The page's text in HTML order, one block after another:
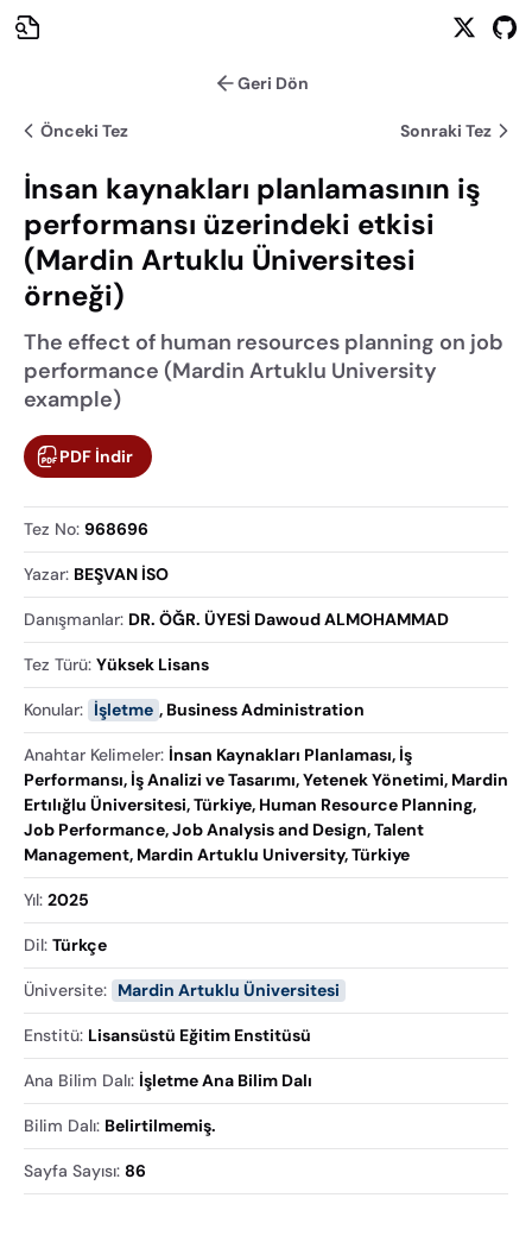
Geri Dön
Önceki Tez Sonraki Tez
İnsan kaynakları planlamasının iş
performansı üzerindeki etkisi
(Mardin Artuklu Üniversitesi
örneği)
The effect of human resources planning on job
performance (Mardin Artuklu University
example)
PDF İndir
Tez No: 968696
Yazar: BEŞVAN İSO
Danışmanlar: DR. ÖĞR. ÜYESİ Dawoud ALMOHAMMAD
Tez Türü: Yüksek Lisans
Konular: İşletme , Business Administration
Anahtar Kelimeler: İnsan Kaynakları Planlaması, İş
Performansı, İş Analizi ve Tasarımı, Yetenek Yönetimi, Mardin
Ertılığlu Üniversitesi, Türkiye, Human Resource Planning,
Job Performance, Job Analysis and Design, Talent
Management, Mardin Artuklu University, Türkiye
Yıl: 2025
Dil: Türkçe
Üniversite: Mardin Artuklu Üniversitesi
Enstitü: Lisansüstü Eğitim Enstitüsü
Ana Bilim Dalı: İşletme Ana Bilim Dalı
Bilim Dalı: Belirtilmemiş.
Sayfa Sayısı: 86